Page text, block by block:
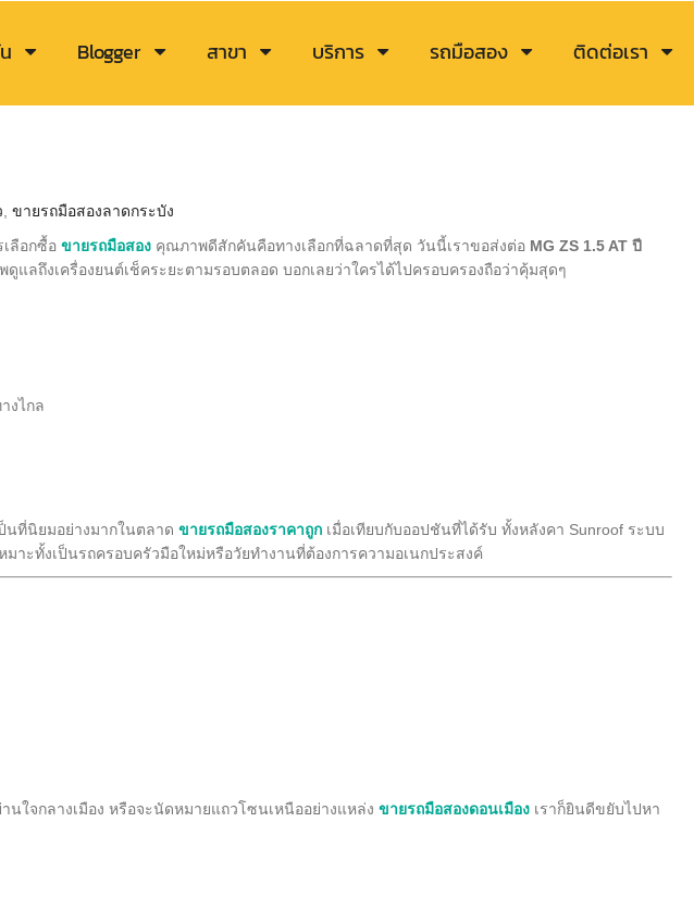
Blogger สาขา บริการ รถมือสอง ติดต่อเรา
ขายรถมือสองลาดกระบัง
เลือกซื้อขายรถมือสอง คุณภาพดีสักคันคือทางเลือกที่ฉลาดที่สุด วันนี้เราขอส่งต่อ MG ZS 1.5 AT ปี
แลถึงเครื่องยนต์เช็คระยะตามรอบตลอด บอกเลยว่าใครได้ไปครอบครองถือว่าคุ้มสุดๆ
งไกล
นที่นิยมอย่างมากในตลาดขายรถมือสองราคาถูก เมื่อเทียบกับออปชันที่ได้รับ ทั้งหลังคา Sunroof ระบบ
าะทั้งเป็นรถครอบครัวมือใหม่หรือวัยทำงานที่ต้องการความอเนกประสงค์
นใจกลางเมือง หรือจะนัดหมายแถวโซนเหนืออย่างแหล่ง ขายรถมือสองดอนเมือง เราก็ยินดีขยับไปหา